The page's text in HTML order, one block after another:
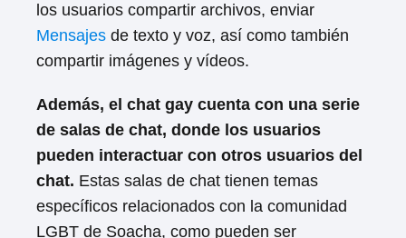
los usuarios compartir archivos, enviar
Mensajes de texto y voz, así como también
compartir imágenes y vídeos.
Además, el chat gay cuenta con una serie
de salas de chat, donde los usuarios
pueden interactuar con otros usuarios del
chat. Estas salas de chat tienen temas
específicos relacionados con la comunidad
LGBT de Soacha, como pueden ser